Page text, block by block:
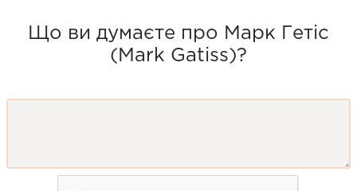
Що ви думаєте про Марк Гетіс
(Mark Gatiss)?